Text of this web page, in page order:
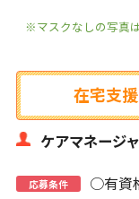
※マスクなしの写真
在宅支
ケアマネージ
応募条件
○有資